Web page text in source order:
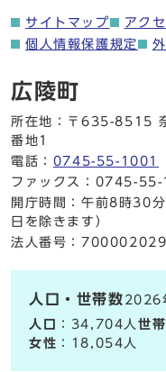
サイトマップ アク
個人情報保護規定
広陵町
所在地：〒635-8515
番地1
電話： 0745-55-1001
ファックス：0745-
開庁時間：午前8時30
日を除きます）
法人番号：
人口・世帯数 2026
人口
：34,704人世帯
女性 ：18,054人